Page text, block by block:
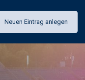
Neuen Eintrag anlegen